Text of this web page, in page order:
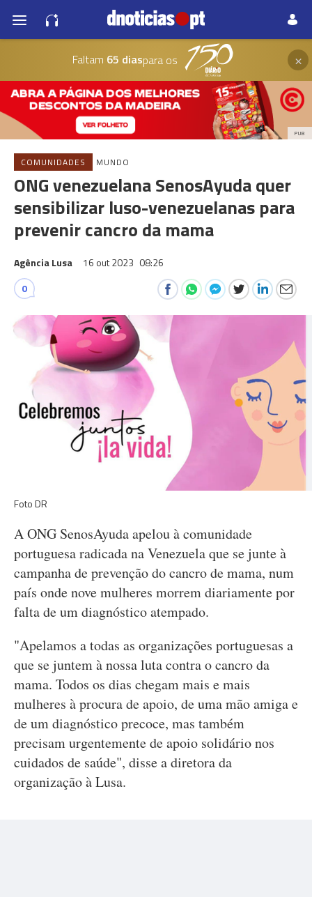
Faltam 65 diaspara os ×
PUB
COMUNIDADES MUNDO
ONG venezuelana SenosAyuda quer
sensibilizar luso-venezuelanas para
prevenir cancro da mama
Agência Lusa 16 out 2023 08:26
0
Foto DR
A ONG SenosAyuda apelou à comunidade
portuguesa radicada na Venezuela que se junte à
campanha de prevenção do cancro de mama, num
país onde nove mulheres morrem diariamente por
falta de um diagnóstico atempado.
"Apelamos a todas as organizações portuguesas a
que se juntem à nossa luta contra o cancro da
mama. Todos os dias chegam mais e mais
mulheres à procura de apoio, de uma mão amiga e
de um diagnóstico precoce, mas também
precisam urgentemente de apoio solidário nos
cuidados de saúde", disse a diretora da
organização à Lusa.